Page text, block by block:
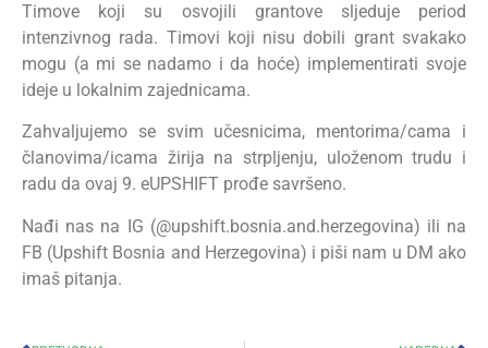
Timove koji su osvojili grantove sljeduje period
intenzivnog rada. Timovi koji nisu dobili grant svakako
mogu (a mi se nadamo i da hoće) implementirati svoje
ideje u lokalnim zajednicama.
Zahvaljujemo se svim učesnicima, mentorima/cama i
članovima/icama žirija na strpljenju, uloženom trudu i
radu da ovaj 9. eUPSHIFT prođe savršeno.
Nađi nas na IG (@upshift.bosnia.and.herzegovina) ili na
FB (Upshift Bosnia and Herzegovina) i piši nam u DM ako
imaš pitanja.